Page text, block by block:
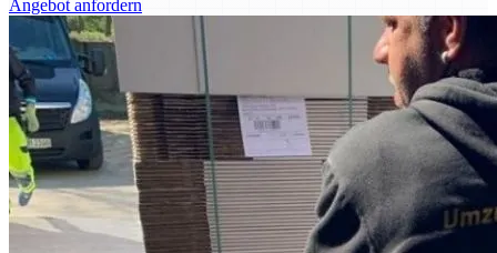
Angebot anfordern